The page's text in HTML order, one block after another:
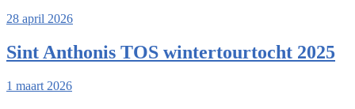
28 april 2026
Sint Anthonis TOS wintertourtocht 2025
1 maart 2026